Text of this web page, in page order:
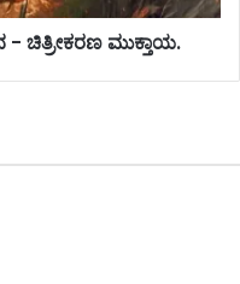
ಚಿತ್ರೀಕರಣ ಮುಕ್ತಾಯ.